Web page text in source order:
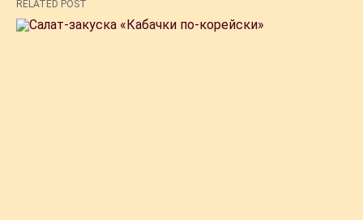
RELATED POST